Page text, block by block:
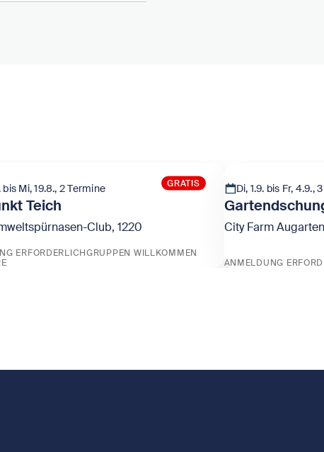
GRATIS
bis Mi, 19.8., 2 Termine
Teich
Club, 1220
ERFORDERLICHGRUPPEN WILLKOMMEN
Di, 1.9. bis Fr, 4.9.,
City Farm
ANMELDUNG